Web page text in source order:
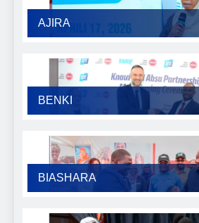
AJIRA
BENKI
BIASHARA